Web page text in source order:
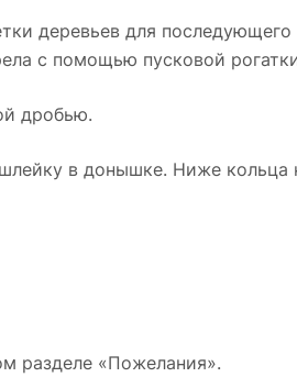
деревьев для последующего
с помощью пусковой
дробью.
в донышке. Ниже кольца
разделе «Пожелания».